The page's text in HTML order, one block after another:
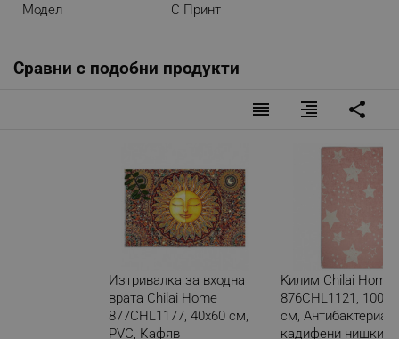
Модел С Принт
Сравни с подобни продукти
reorder format_align_right share
Изтривалка за входна
врата Chilai Home
877CHL1177, 40x60 см,
PVC, Кафяв
Kилим Chilai Home
876CHL1121,
см,
кадифени нишки,